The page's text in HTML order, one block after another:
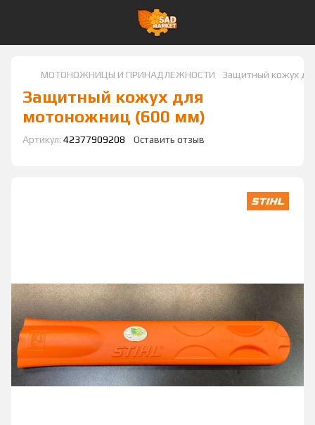
МОТОНОЖНИЦЫ И ПРИНАДЛЕЖНОСТИ Защитный кожух
Защитный кожух для
мотоножниц (600 мм)
Артикул: 42377909208 Оставить отзыв